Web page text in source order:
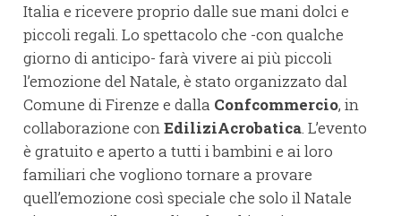
Italia e ricevere proprio dalle sue mani dolci e
piccoli regali. Lo spettacolo che -con qualche
giorno di anticipo- farà vivere ai più piccoli
l’emozione del Natale, è stato organizzato dal
Comune di Firenze e dalla Confcommercio, in
collaborazione conEdiliziAcrobatica. L’evento
è gratuito e aperto a tutti i bambini e ai loro
familiari che vogliono tornare a provare
quell’emozione così speciale che solo il Natale